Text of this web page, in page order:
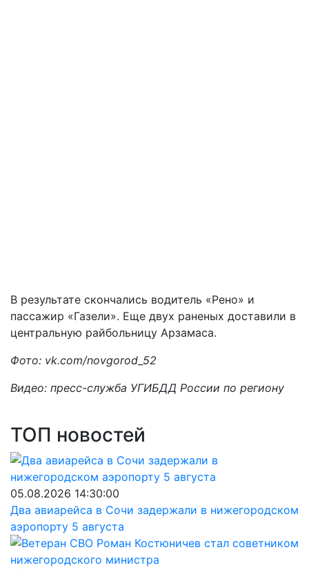
В результате скончались водитель «Рено» и
пассажир «Газели». Еще двух раненых доставили в
центральную райбольницу Арзамаса.
Фото: vk.com/novgorod_52
Видео: пресс-служба УГИБДД России по региону
ТОП новостей
05.08.2026 14:30:00
Два авиарейса в Сочи задержали в нижегородском
аэропорту 5 августа